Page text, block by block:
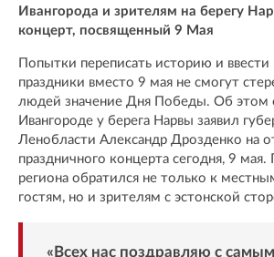
Ивангорода и зрителям на берегу
концерт, посвященный 9 Мая
Попытки переписать историю и
праздники вместо 9 мая не смогут
людей значение Дня Победы. Об этом
Ивангороде у берега Нарвы заявил
Ленобласти Александр Дрозденко на
праздничного концерта сегодня, 9 мая.
региона обратился не только к
гостям, но и зрителям с эстонской
«Всех нас поздравляю с